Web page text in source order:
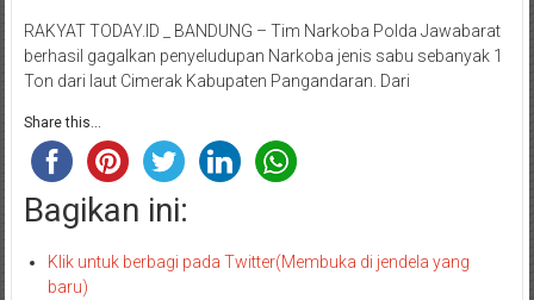
RAKYAT TODAY.ID _ BANDUNG – Tim Narkoba Polda Jawabarat
berhasil gagalkan penyeludupan Narkoba jenis sabu sebanyak 1
Ton dari laut Cimerak Kabupaten Pangandaran. Dari
Share this...
Bagikan ini:
Klik untuk berbagi pada Twitter(Membuka di jendela yang
baru)